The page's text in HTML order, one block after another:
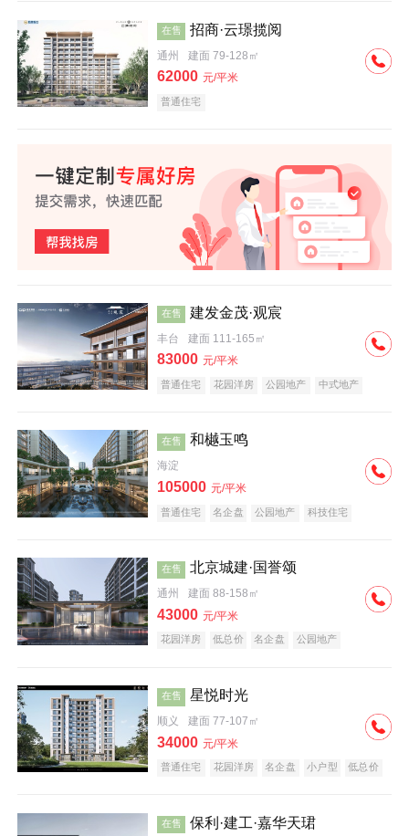
在售 招商·云璟揽阅
通州 建面 79-128㎡
62000 元/平米
普通住宅
在售 建发金茂·观宸
丰台 建面 111-165㎡
83000 元/平米
普通住宅 花园洋房 公园地产
中式地产
在售 和樾玉鸣
海淀
105000 元/平米
普通住宅 名企盘 公园地产 科技住宅
在售 北京城建·国誉颂
通州 建面 88-158㎡
43000 元/平米
花园洋房 低总价 名企盘 公园地产
在售 星悦时光
顺义 建面 77-107㎡
34000 元/平米
普通住宅 花园洋房 名企盘 小户型 低总价
在售 保利·建工·嘉华天珺